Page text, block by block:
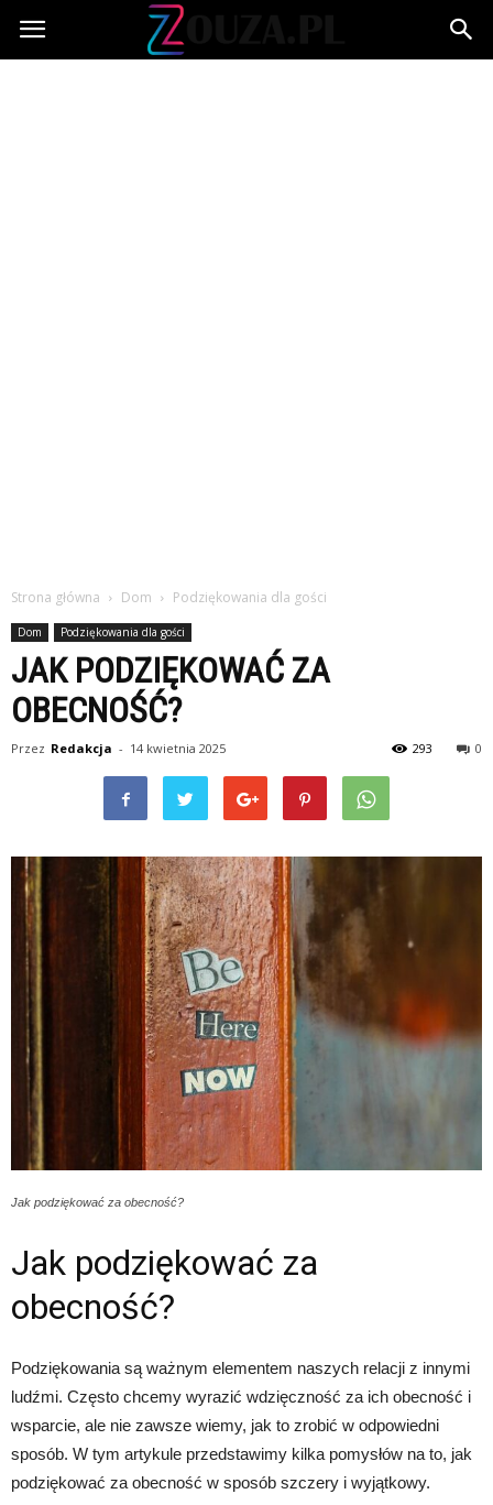
Zouza.pl
Strona główna Dom Podziękowania dla gości
Dom Podziękowania dla gości
JAK PODZIĘKOWAĆ ZA
OBECNOŚĆ?
Przez Redakcja - 14 kwietnia 2025 0
293
Jak podziękować za obecność?
Jak podziękować za
obecność?
Podziękowania są ważnym elementem naszych relacji z innymi
ludźmi. Często chcemy wyrazić wdzięczność za ich obecność i
wsparcie, ale nie zawsze wiemy, jak to zrobić w odpowiedni
sposób. W tym artykule przedstawimy kilka pomysłów na to, jak
podziękować za obecność w sposób szczery i wyjątkowy.